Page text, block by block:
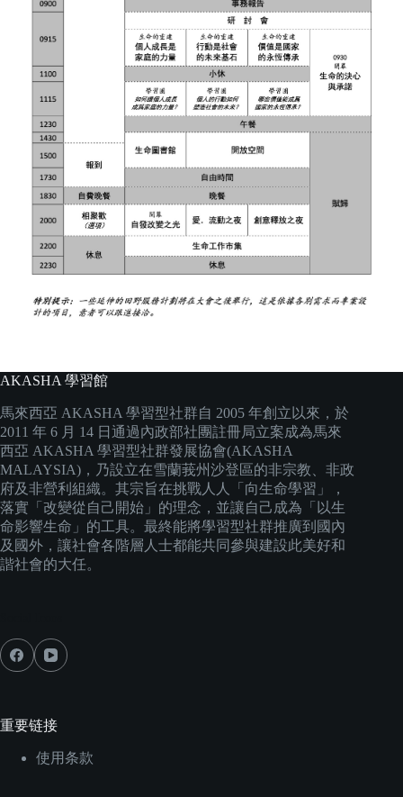
AKASHA 學習館
馬來西亞 AKASHA 學習型社群自 2005 年創立以來，於
2011 年 6 月 14 日通過內政部社團註冊局立案成為馬來
西亞 AKASHA 學習型社群發展協會(AKASHA
MALAYSIA)，乃設立在雪蘭莪州沙登區的非宗教、非政
府及非營利組織。其宗旨在挑戰人人「向生命學習」，
落實「改變從自己開始」的理念，並讓自己成為「以生
命影響生命」的工具。最終能將學習型社群推廣到國內
及國外，讓社會各階層人士都能共同參與建設此美好和
諧社會的大任。
重要链接
使用条款